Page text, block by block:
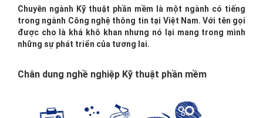
Chuyên ngành Kỹ thuật phần mềm là một ngành có tiếng
trong ngành Công nghệ thông tin tại Việt Nam. Với tên gọi
được cho là khá khô khan nhưng nó lại mang trong mình
những sự phát triển của tương lai.
Chân dung nghề nghiệp Kỹ thuật phần mềm